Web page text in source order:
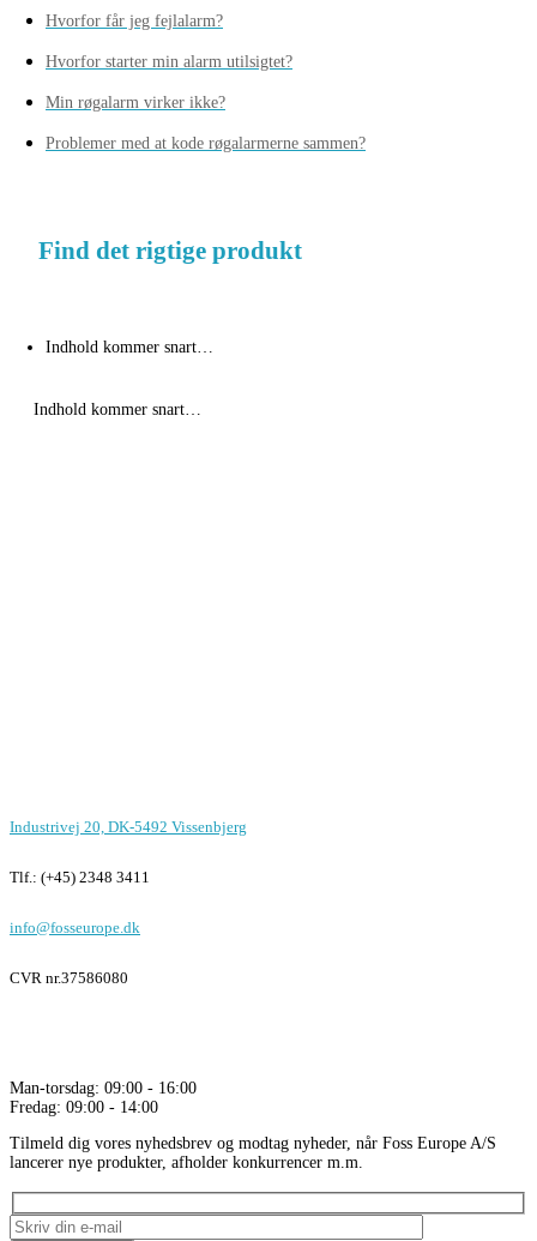
Hvorfor får jeg fejlalarm?
Hvorfor starter min alarm utilsigtet?
Min røgalarm virker ikke?
Problemer med at kode røgalarmerne sammen?
Find det rigtige produkt
Indhold kommer snart…
Indhold kommer snart…
Industrivej 20, DK-5492 Vissenbjerg
Tlf.: (+45) 2348 3411
info@fosseurope.dk
CVR nr.37586080
Man-torsdag: 09:00 - 16:00
Fredag: 09:00 - 14:00
Tilmeld dig vores nyhedsbrev og modtag nyheder, når Foss Europe A/S
lancerer nye produkter, afholder konkurrencer m.m.